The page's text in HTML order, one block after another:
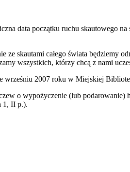
data początku ruchu skautowego
skautami całego świata będziemy
wszystkich, którzy chcą z nami
2007 roku w Miejskiej
o wypożyczenie (lub
1, II p.).